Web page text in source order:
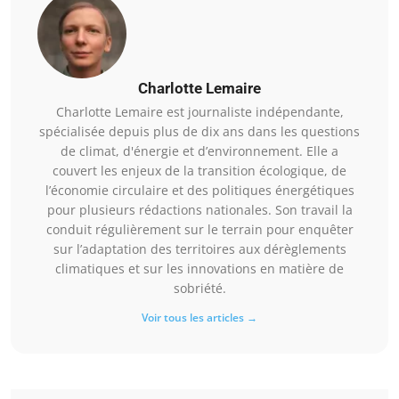
Charlotte Lemaire
Charlotte Lemaire est journaliste indépendante,
spécialisée depuis plus de dix ans dans les questions
de climat, d'énergie et d’environnement. Elle a
couvert les enjeux de la transition écologique, de
l’économie circulaire et des politiques énergétiques
pour plusieurs rédactions nationales. Son travail la
conduit régulièrement sur le terrain pour enquêter
sur l’adaptation des territoires aux dérèglements
climatiques et sur les innovations en matière de
sobriété.
Voir tous les articles →